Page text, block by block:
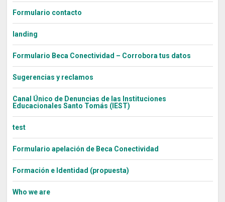
Formulario contacto
landing
Formulario Beca Conectividad – Corrobora tus datos
Sugerencias y reclamos
Canal Único de Denuncias de las Instituciones
Educacionales Santo Tomás (IEST)
test
Formulario apelación de Beca Conectividad
Formación e Identidad (propuesta)
Who we are